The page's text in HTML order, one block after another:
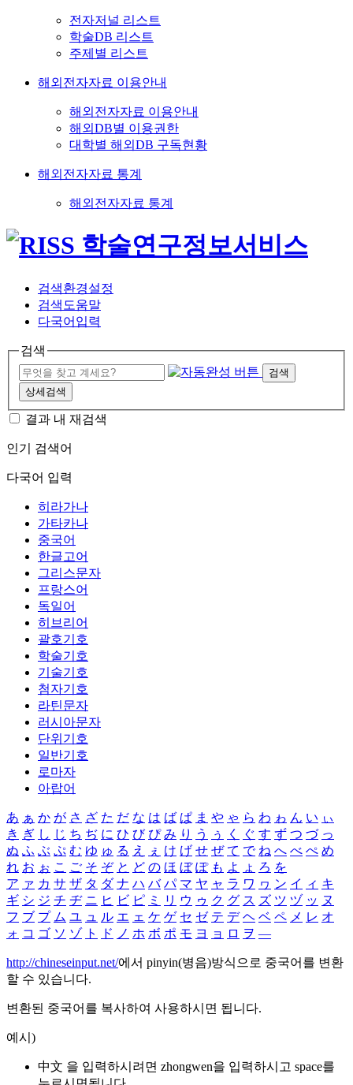
전자저널 리스트
학술DB 리스트
주제별 리스트
해외전자자료 이용안내
해외전자자료 이용안내
해외DB별 이용권한
대학별 해외DB 구독현황
해외전자자료 통계
해외전자자료 통계
검색환경설정
검색도움말
다국어입력
검색
검색
상세검색
결과 내 재검색
인기 검색어
다국어 입력
히라가나
가타카나
중국어
한글고어
그리스문자
프랑스어
독일어
히브리어
괄호기호
학술기호
기술기호
첨자기호
라틴문자
러시아문자
단위기호
일반기호
로마자
아랍어
あ ぁ か が さ ざ た だ な は ば ぱ ま や ゃ ら わ ゎ ん い ぃ
き ぎ し じ ち ぢ に ひ び ぴ み り う ぅ く ぐ す ず つ づ っ
ぬ ふ ぶ ぷ む ゆ ゅ る え ぇ け げ せ ぜ て で ね へ べ ぺ め
れ お ぉ こ ご そ ぞ と ど の ほ ぼ ぽ も よ ょ ろ を
ア ァ カ サ ザ タ ダ ナ ハ バ パ マ ヤ ャ ラ ワ ヮ ン イ ィ キ
ギ シ ジ チ ヂ ニ ヒ ビ ピ ミ リ ウ ゥ ク グ ス ズ ツ ヅ ッ ヌ
フ ブ プ ム ユ ュ ル エ ェ ケ ゲ セ ゼ テ デ ヘ ベ ペ メ レ オ
ォ コ ゴ ソ ゾ ト ド ノ ホ ボ ポ モ ヨ ョ ロ ヲ ―
http://chineseinput.net/에서 pinyin(병음)방식으로 중국어를 변환
할 수 있습니다.
변환된 중국어를 복사하여 사용하시면 됩니다.
예시)
中文 을 입력하시려면 zhongwen을 입력하시고 space를